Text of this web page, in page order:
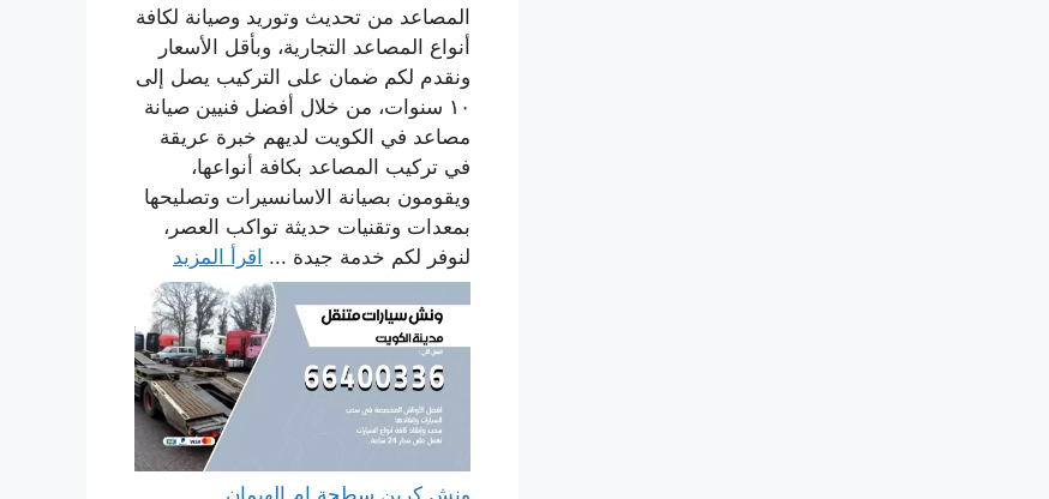
المصاعد من تحديث وتوريد وصيانة لكافة
أنواع المصاعد التجارية، وبأقل الأسعار
ونقدم لكم ضمان على التركيب يصل إلى
١٠ سنوات، من خلال أفضل فنيين صيانة
مصاعد في الكويت لديهم خبرة عريقة
في تركيب المصاعد بكافة أنواعها،
ويقومون بصيانة الاسانسيرات وتصليحها
بمعدات وتقنيات حديثة تواكب العصر،
لنوفر لكم خدمة جيدة ... اقرأ المزيد
ونش كرين سطحة ام الهيمان